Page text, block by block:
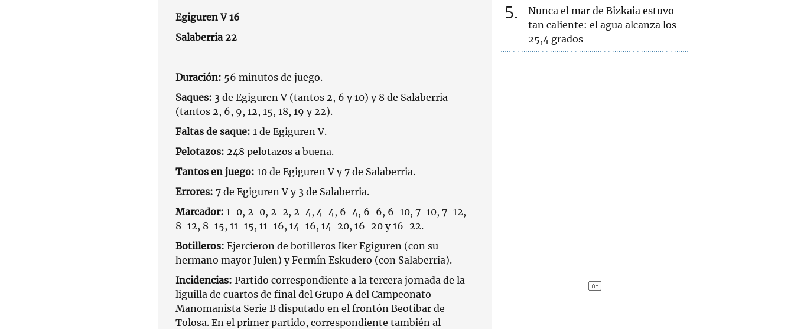
Egiguren V 16
Salaberria 22
Duración: 56 minutos de juego.
Saques: 3 de Egiguren V (tantos 2, 6 y 10) y 8 de Salaberria
(tantos 2, 6, 9, 12, 15, 18, 19 y 22).
Faltas de saque: 1 de Egiguren V.
Pelotazos: 248 pelotazos a buena.
Tantos en juego: 10 de Egiguren V y 7 de Salaberria.
Errores: 7 de Egiguren V y 3 de Salaberria.
Marcador: 1-0, 2-0, 2-2, 2-4, 4-4, 6-4, 6-6, 6-10, 7-10, 7-12,
8-12, 8-15, 11-15, 11-16, 14-16, 14-20, 16-20 y 16-22.
Botilleros: Ejercieron de botilleros Iker Egiguren (con su
hermano mayor Julen) y Fermín Eskudero (con Salaberria).
Incidencias: Partido correspondiente a la tercera jornada de la
liguilla de cuartos de final del Grupo A del Campeonato
Manomanista Serie B disputado en el frontón Beotibar de
Tolosa. En el primer partido, correspondiente también al
5
Nunca el mar de Bizkaia estuvo
tan caliente: el agua alcanza los
25,4 grados